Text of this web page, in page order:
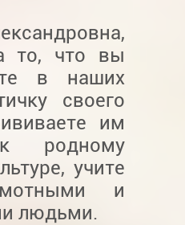
то, что вы
в наших
своего
им
родному
учите
и
людьми.